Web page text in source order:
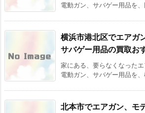
電動ガン、サバゲー用品を
横浜市港北区でエアガ
サバゲー用品の買取お
家にある、要らなくなったエ
電動ガン、サバゲー用品を
北本市でエアガン、モ